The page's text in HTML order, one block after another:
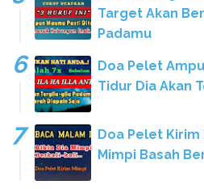
Target Akan
Padamu
Doa Pelet
Tidur Dia Akan
Doa Pelet Kirim
Mimpi Basah